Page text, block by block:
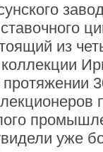
из
коллекции
уже